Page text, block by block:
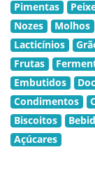
Pimentas
Nozes
Molhos
Lacticínios
Frutas
Embutidos
Condimentos
Biscoitos
Açúcares